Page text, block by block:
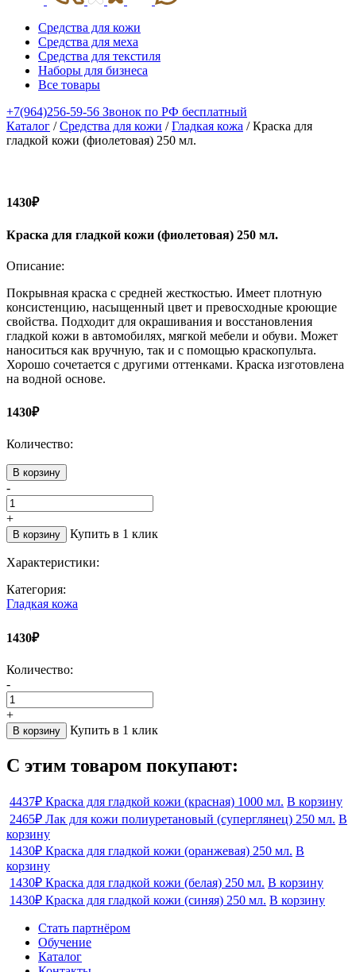
Средства для кожи
Средства для меха
Средства для текстиля
Наборы для бизнеса
Все товары
+7(964)256-59-56 Звонок по РФ бесплатный
Каталог /Средства для кожи /Гладкая кожа / Краска для
гладкой кожи (фиолетовая) 250 мл.
1430₽
Краска для гладкой кожи (фиолетовая) 250 мл.
Описание:
Покрывная краска с средней жесткостью. Имеет плотную
консистенцию, насыщенный цвет и превосходные кроющие
свойства. Подходит для окрашивания и восстановления
гладкой кожи в автомобилях, мягкой мебели и обуви. Может
наноситься как вручную, так и с помощью краскопульта.
Хорошо сочетается с другими оттенками. Краска изготовлена
на водной основе.
1430₽
Количество:
В корзину
-
+
В корзину Купить в 1 клик
Характеристики:
Категория:
Гладкая кожа
1430₽
Количество:
-
+
В корзину Купить в 1 клик
С этим товаром покупают:
4437₽ Краска для гладкой кожи (красная) 1000 мл. В корзину
2465₽ Лак для кожи полиуретановый (суперглянец) 250 мл. В
корзину
1430₽ Краска для гладкой кожи (оранжевая) 250 мл. В
корзину
1430₽ Краска для гладкой кожи (белая) 250 мл. В корзину
1430₽ Краска для гладкой кожи (синяя) 250 мл. В корзину
Стать партнёром
Обучение
Каталог